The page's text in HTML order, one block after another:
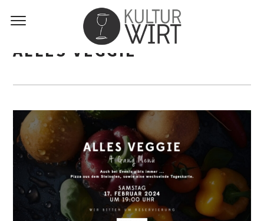
ALLES VEGGIE